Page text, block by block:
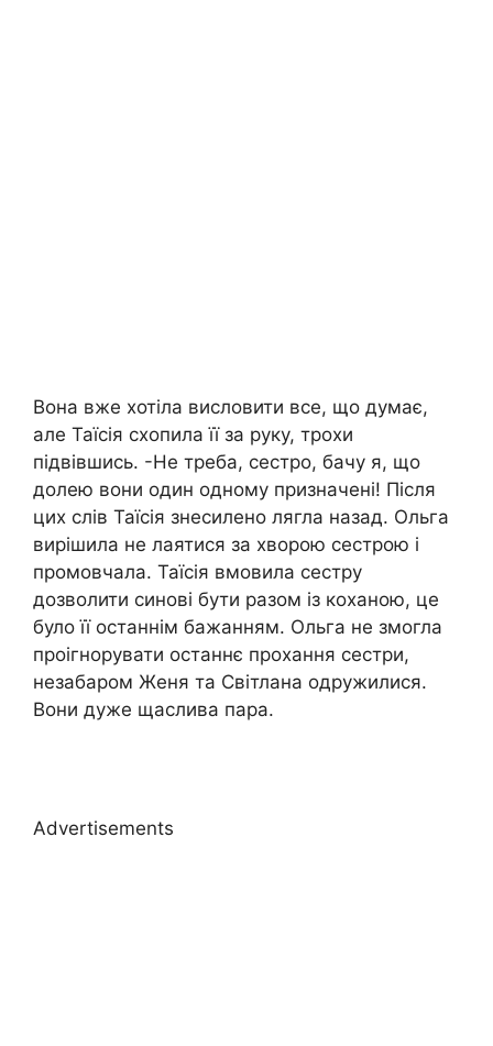
Вона вже хотіла висловити все, що думає,
але Таїсія схопила її за руку, трохи
підвівшись. -Не треба, сестро, бачу я, що
долею вони один одному призначені! Після
цих слів Таїсія знесилено лягла назад. Ольга
вирішила не лаятися за хворою сестрою і
промовчала. Таїсія вмовила сестру
дозволити синові бути разом із коханою, це
було її останнім бажанням. Ольга не змогла
проігнорувати останнє прохання сестри,
незабаром Женя та Світлана одружилися.
Вони дуже щаслива пара.
Advertisements